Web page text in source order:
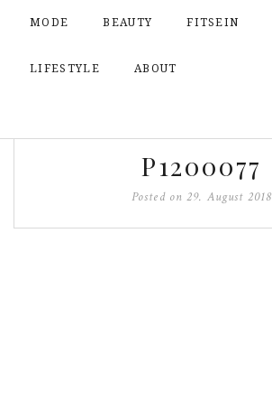
MODE BEAUTY FITSEIN
LIFESTYLE ABOUT
P1200077
Posted on29. August 2018